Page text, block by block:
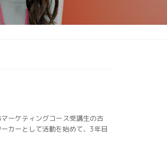
ーケティングコース受講生の古
カーとして活動を始めて、3年目